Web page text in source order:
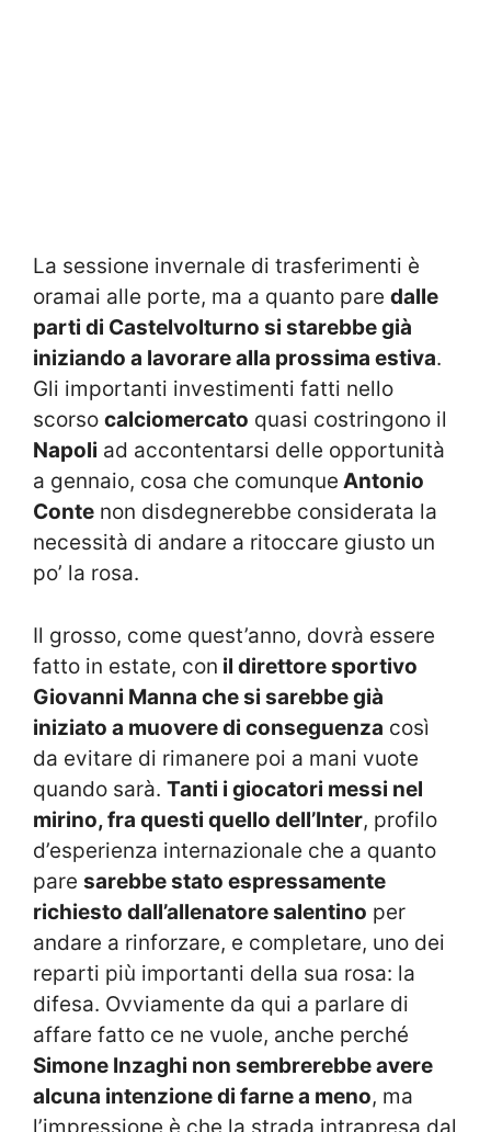
La sessione invernale di trasferimenti è
oramai alle porte, ma a quanto pare dalle
parti di Castelvolturno si starebbe già
iniziando a lavorare alla prossima estiva.
Gli importanti investimenti fatti nello
scorso calciomercato quasi costringono il
Napoli ad accontentarsi delle opportunità
a gennaio, cosa che comunque Antonio
Conte non disdegnerebbe considerata la
necessità di andare a ritoccare giusto un
po’ la rosa.
Il grosso, come quest’anno, dovrà essere
fatto in estate, con il direttore sportivo
Giovanni Manna che si sarebbe già
iniziato a muovere di conseguenza così
da evitare di rimanere poi a mani vuote
quando sarà. Tanti i giocatori messi nel
mirino, fra questi quello dell’Inter, profilo
d’esperienza internazionale che a quanto
pare sarebbe stato espressamente
richiesto dall’allenatore salentino per
andare a rinforzare, e completare, uno dei
reparti più importanti della sua rosa: la
difesa. Ovviamente da qui a parlare di
affare fatto ce ne vuole, anche perché
Simone Inzaghi non sembrerebbe avere
alcuna intenzione di farne a meno, ma
l’impressione è che la strada intrapresa dal